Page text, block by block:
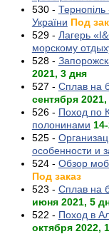
530 - Тернопіль
України Под
529 - Лагерь
морскому
528 -
2021, 3 дня
527 - Сплав на
сентября
526 - Поход по
полонинами
525 -
особенности и
524 - Обзор
Под заказ
523 - Cплав на
июня 2021, 5
522 - Поход в
октября 2022,